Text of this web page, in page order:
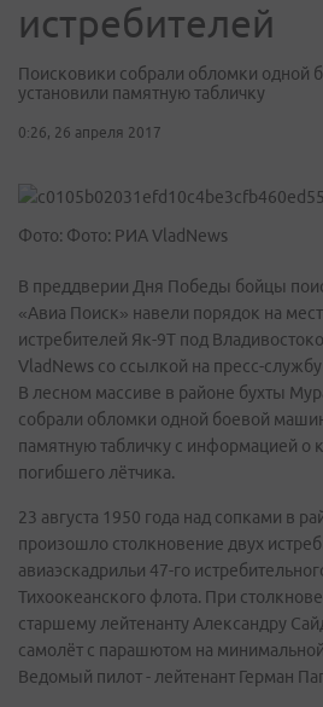
истребителей
Поисковики собрали обломки одной
установили памятную табличку
0:26, 26 апреля 2017
Фото: Фото: РИА VladNews
В преддверии Дня Победы бойцы
«Авиа Поиск» навели порядок на
истребителей Як-9Т под
VladNews со ссылкой на пресс-
В лесном массиве в районе бухты
собрали обломки одной боевой
памятную табличку с информацией о
погибшего лётчика.
23 августа 1950 года над сопками в
произошло столкновение двух
авиаэскадрильи 47-го
Тихоокеанского флота. При
старшему лейтенанту Александру
самолёт с парашютом на
Ведомый пилот - лейтенант Герман